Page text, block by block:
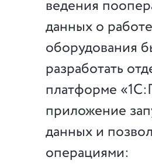
ведения
данных о
оборудования
разработать
платформе
приложение
данных и
операциями: